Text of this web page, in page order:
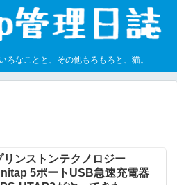
ろなことと、その他もろもろと、猫。
リンストンテクノロジー
5ポートUSB急速充電器